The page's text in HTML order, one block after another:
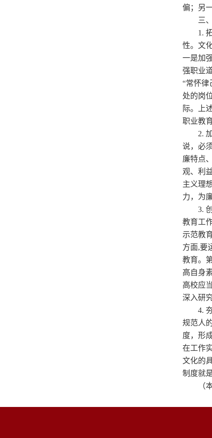
偏；另
三
1.
性。文
一是加
强职业
“常怀律
处的岗
际。上
职业教
2.
说，必
廉特点
观、利
主义理
力，为
3.
教育工
示范教
方面,要
教育。
高自身
高校应
深入研
4.
规范人
度，形
在工作
文化的
制度就
（